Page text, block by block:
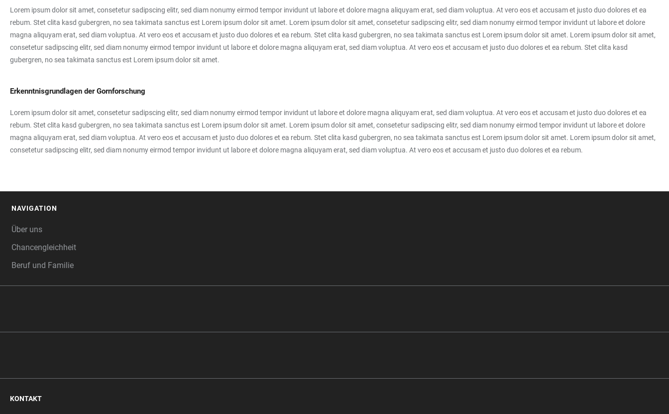
Lorem ipsum dolor sit amet, consetetur sadipscing elitr, sed diam nonumy eirmod tempor invidunt ut labore et dolore magna aliquyam erat, sed diam voluptua. At vero eos et accusam et justo duo dolores et ea
rebum. Stet clita kasd gubergren, no sea takimata sanctus est Lorem ipsum dolor sit amet. Lorem ipsum dolor sit amet, consetetur sadipscing elitr, sed diam nonumy eirmod tempor invidunt ut labore et dolore
magna aliquyam erat, sed diam voluptua. At vero eos et accusam et justo duo dolores et ea rebum. Stet clita kasd gubergren, no sea takimata sanctus est Lorem ipsum dolor sit amet. Lorem ipsum dolor sit amet,
consetetur sadipscing elitr, sed diam nonumy eirmod tempor invidunt ut labore et dolore magna aliquyam erat, sed diam voluptua. At vero eos et accusam et justo duo dolores et ea rebum. Stet clita kasd
gubergren, no sea takimata sanctus est Lorem ipsum dolor sit amet.
Erkenntnisgrundlagen der Gornforschung
Lorem ipsum dolor sit amet, consetetur sadipscing elitr, sed diam nonumy eirmod tempor invidunt ut labore et dolore magna aliquyam erat, sed diam voluptua. At vero eos et accusam et justo duo dolores et ea
rebum. Stet clita kasd gubergren, no sea takimata sanctus est Lorem ipsum dolor sit amet. Lorem ipsum dolor sit amet, consetetur sadipscing elitr, sed diam nonumy eirmod tempor invidunt ut labore et dolore
magna aliquyam erat, sed diam voluptua. At vero eos et accusam et justo duo dolores et ea rebum. Stet clita kasd gubergren, no sea takimata sanctus est Lorem ipsum dolor sit amet. Lorem ipsum dolor sit amet,
consetetur sadipscing elitr, sed diam nonumy eirmod tempor invidunt ut labore et dolore magna aliquyam erat, sed diam voluptua. At vero eos et accusam et justo duo dolores et ea rebum.
NAVIGATION
Über uns
Chancengleichheit
Beruf und Familie
KONTAKT